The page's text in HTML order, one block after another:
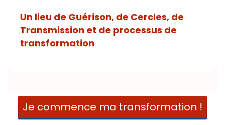
Un lieu de Guérison, de Cercles, de
Transmission et de processus de
transformation
Je commence ma transformation !